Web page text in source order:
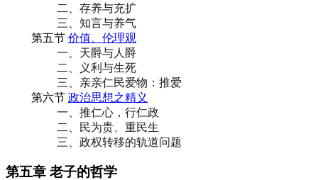
二、存养与充扩
三、知言与养气
第五节 价值、伦理观
一、天爵与人爵
二、义利与生死
三、亲亲仁民爱物：推爱
第六节 政治思想之精义
一、推仁心，行仁政
二、民为贵、重民生
三、政权转移的轨道问题
第五章 老子的哲学